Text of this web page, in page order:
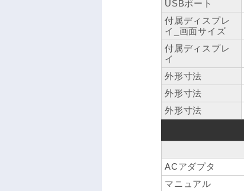
USBポート
付属ディスプレ
イ_画面サイズ
付属ディスプレ
イ
外形寸法
外形寸法
外形寸法
ACアダプタ
マニュアル